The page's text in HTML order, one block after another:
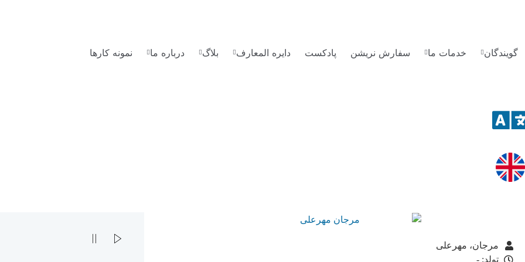
گویندگان خدمات ما سفارش نریشن پادکست دایره المعارف بلاگ درباره ما نمونه کارها
مرجان، مهرعلی
تولد: -